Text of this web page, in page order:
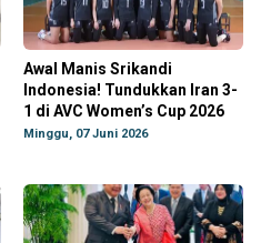
Awal Manis Srikandi
Indonesia! Tundukkan Iran 3-
1 di AVC Women’s Cup 2026
Minggu, 07 Juni 2026